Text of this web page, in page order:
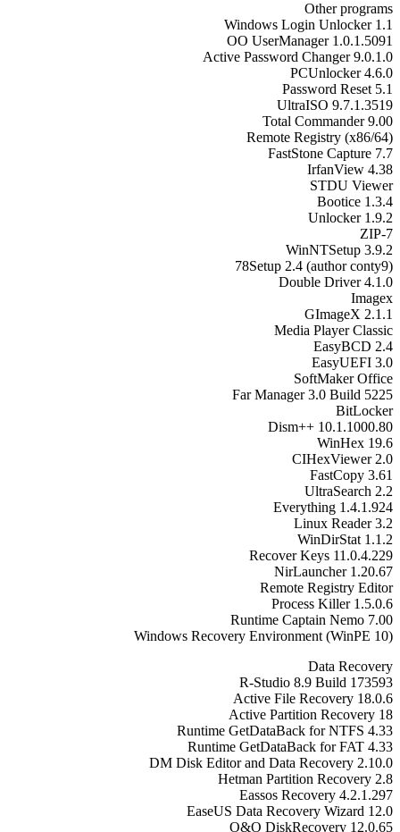
Other programs
Windows Login Unlocker 1.1
OO UserManager 1.0.1.5091
Active Password Changer 9.0.1.0
PCUnlocker 4.6.0
Password Reset 5.1
UltraISO 9.7.1.3519
Total Commander 9.00
Remote Registry (х86/64)
FastStone Capture 7.7
IrfanView 4.38
STDU Viewer
Bootice 1.3.4
Unlocker 1.9.2
7-ZIP
WinNTSetup 3.9.2
78Setup 2.4 (author conty9)
Double Driver 4.1.0
Imagex
GImageX 2.1.1
Media Player Classic
EasyBCD 2.4
EasyUEFI 3.0
SoftMaker Office
Far Manager 3.0 Build 5225
BitLocker
Dism++ 10.1.1000.80
WinHex 19.6
CIHexViewer 2.0
FastCopy 3.61
UltraSearch 2.2
Everything 1.4.1.924
Linux Reader 3.2
WinDirStat 1.1.2
Recover Keys 11.0.4.229
NirLauncher 1.20.67
Remote Registry Editor
Process Killer 1.5.0.6
Runtime Captain Nemo 7.00
Windows Recovery Environment (WinPE 10)
Data Recovery
R-Studio 8.9 Build 173593
Active File Recovery 18.0.6
Active Partition Recovery 18
Runtime GetDataBack for NTFS 4.33
Runtime GetDataBack for FAT 4.33
DM Disk Editor and Data Recovery 2.10.0
Hetman Partition Recovery 2.8
Eassos Recovery 4.2.1.297
EaseUS Data Recovery Wizard 12.0
O&O DiskRecovery 12.0.65